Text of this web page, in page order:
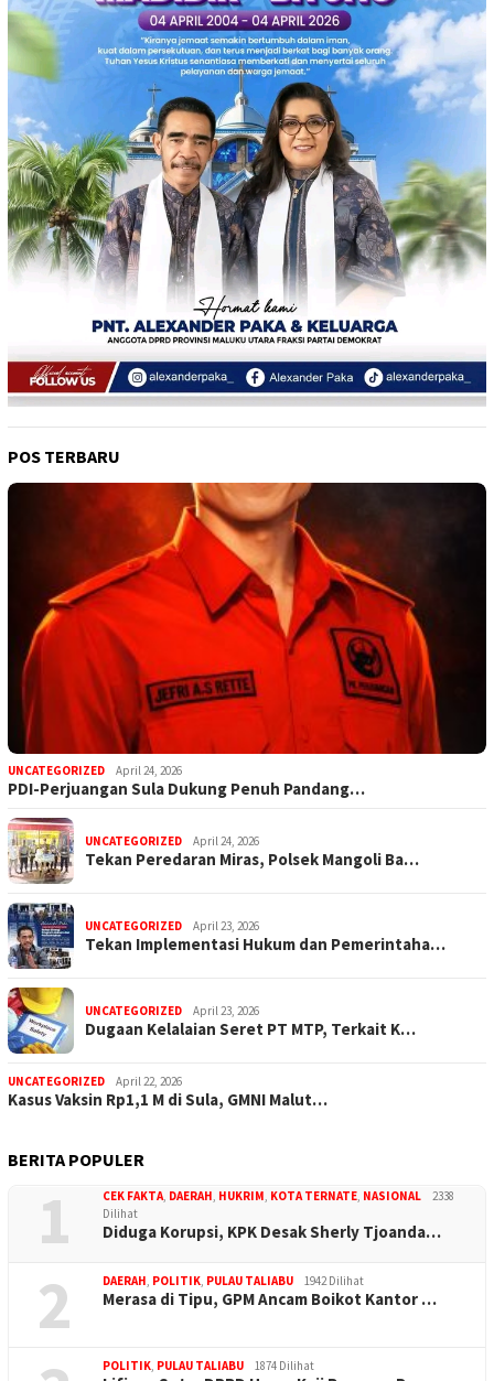
POS TERBARU
UNCATEGORIZED April 24, 2026
PDI-Perjuangan Sula Dukung Penuh Pandang…
UNCATEGORIZED April 24, 2026
Tekan Peredaran Miras, Polsek Mangoli Ba…
UNCATEGORIZED April 23, 2026
Tekan Implementasi Hukum dan Pemerintaha…
UNCATEGORIZED April 23, 2026
Dugaan Kelalaian Seret PT MTP, Terkait K…
UNCATEGORIZED April 22, 2026
Kasus Vaksin Rp1,1 M di Sula, GMNI Malut…
BERITA POPULER
1 CEK FAKTA, DAERAH, HUKRIM, KOTA TERNATE, NASIONAL
2338
Dilihat
Diduga Korupsi, KPK Desak Sherly Tjoanda…
2 DAERAH, POLITIK, PULAU TALIABU 1942 Dilihat
Merasa di Tipu, GPM Ancam Boikot Kantor …
POLITIK, PULAU TALIABU 1874 Dilihat